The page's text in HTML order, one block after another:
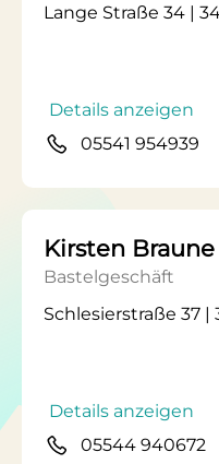
Lange Straße 34 |
Details anzeigen
05541 954939
Kirsten
Bastelgeschäft
Schlesierstraße 37
Details anzeigen
05544 940672